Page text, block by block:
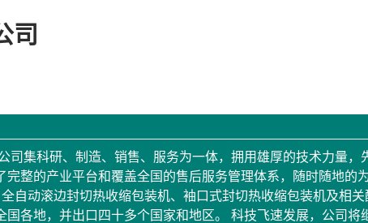
司
司集科研、制造、销售、服务为一体，拥用雄厚的技术力量
整的产业平台和覆盖全国的售后服务管理体系，随时随地的
自动滚边封切热收缩包装机、袖口式封切热收缩包装机及相关
各地，并出口四十多个国家和地区。 科技飞速发展，公司将